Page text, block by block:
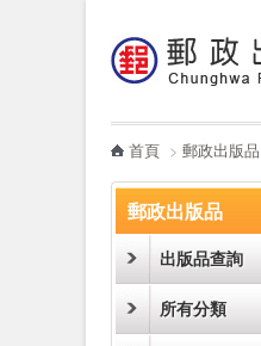
哪裡買
首頁 > 郵政出版品
郵政出版品
出版品查詢
所有分類
圖片